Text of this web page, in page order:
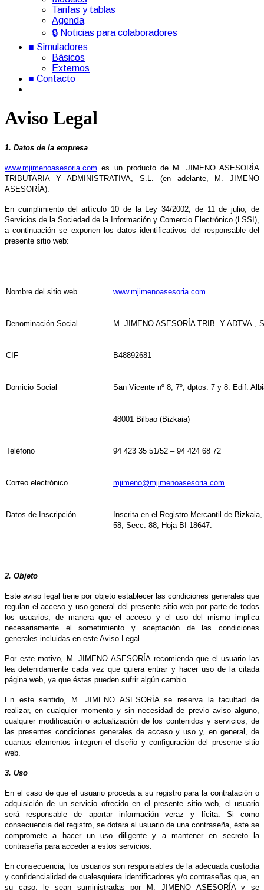
Tarifas y tablas
Agenda
🔒 Noticias para colaboradores
■ Simuladores
Básicos
Externos
■ Contacto
Aviso Legal
1. Datos de la empresa
www.mjimenoasesoria.com es un producto de M. JIMENO ASESORÍA
TRIBUTARIA Y ADMINISTRATIVA, S.L. (en adelante, M. JIMENO
ASESORÍA).
En cumplimiento del artículo 10 de la Ley 34/2002, de 11 de julio, de
Servicios de la Sociedad de la Información y Comercio Electrónico (LSSI),
a continuación se exponen los datos identificativos del responsable del
presente sitio web:
Nombre del sitio web www.mjimenoasesoria.com
Denominación Social M. JIMENO ASESORÍA TRIB. Y ADTVA.,
CIF B48892681
Domicio Social San Vicente nº 8, 7º, dptos. 7 y 8. Edif.
48001 Bilbao (Bizkaia)
Teléfono 94 423 35 51/52 – 94 424 68 72
Correo electrónico mjimeno@mjimenoasesoria.com
Datos de Inscripción
Inscrita en el Registro Mercantil de
58, Secc. 88, Hoja BI-18647.
2. Objeto
Este aviso legal tiene por objeto establecer las condiciones generales que
regulan el acceso y uso general del presente sitio web por parte de todos
los usuarios, de manera que el acceso y el uso del mismo implica
necesariamente el sometimiento y aceptación de las condiciones
generales incluidas en este Aviso Legal.
Por este motivo, M. JIMENO ASESORÍA recomienda que el usuario las
lea detenidamente cada vez que quiera entrar y hacer uso de la citada
página web, ya que éstas pueden sufrir algún cambio.
En este sentido, M. JIMENO ASESORÍA se reserva la facultad de
realizar, en cualquier momento y sin necesidad de previo aviso alguno,
cualquier modificación o actualización de los contenidos y servicios, de
las presentes condiciones generales de acceso y uso y, en general, de
cuantos elementos integren el diseño y configuración del presente sitio
web.
3. Uso
En el caso de que el usuario proceda a su registro para la contratación o
adquisición de un servicio ofrecido en el presente sitio web, el usuario
será responsable de aportar información veraz y lícita. Si como
consecuencia del registro, se dotara al usuario de una contraseña, éste se
compromete a hacer un uso diligente y a mantener en secreto la
contraseña para acceder a estos servicios.
En consecuencia, los usuarios son responsables de la adecuada custodia
y confidencialidad de cualesquiera identificadores y/o contraseñas que, en
su caso, le sean suministradas por M. JIMENO ASESORÍA y se